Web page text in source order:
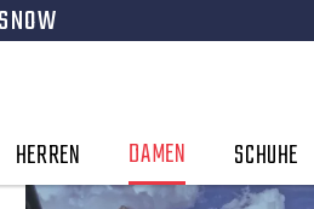
SNOW
HERREN DAMEN SCHUHE